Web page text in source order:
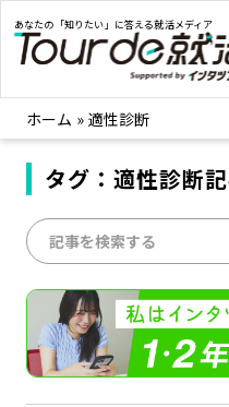
あなたの「知りたい」に答える就活メディア
就活ノウハウ
企業まる見え
みんなが知らない企
インタツアー
インタツアーを使って
社会人インタ
社会人になった今、
学生就活ブロ
ホーム » 適性診断
タグ：適性診断